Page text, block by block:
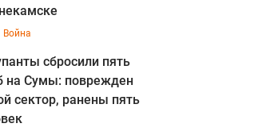
Война
сбросили пять
на Сумы: поврежден
сектор, ранены пять